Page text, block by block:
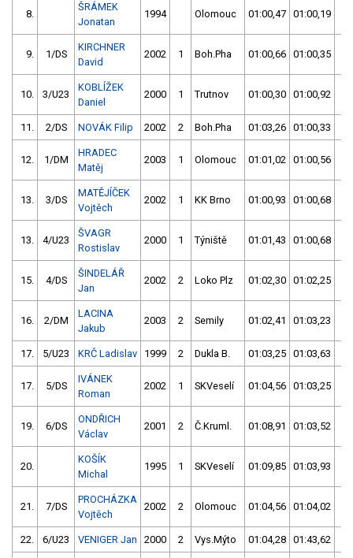
8.
ŠRÁMEK
Jonatan
1994 Olomouc 01:00,47 01:00,19
9. 1/DS
KIRCHNER
David
2002 1 Boh.Pha 01:00,66 01:00,35
10. 3/U23
KOBLÍŽEK
Daniel
2000 1 Trutnov 01:00,30 01:00,92
11. 2/DS NOVÁK Filip 2002 2 Boh.Pha 01:03,26 01:00,33
12. 1/DM
HRADEC
Matěj
2003 1 Olomouc 01:01,02 01:00,56
13. 3/DS
MATĚJÍČEK
Vojtěch
2002 1 KK Brno 01:00,93 01:00,68
13. 4/U23
ŠVAGR
Rostislav
2000 1 Týniště 01:01,43 01:00,68
15. 4/DS
ŠINDELÁŘ
Jan
2002 2 Loko Plz 01:02,30 01:02,25
16. 2/DM
LACINA
Jakub
2003 2 Semily 01:02,41 01:03,23
17. 5/U23 KRČ Ladislav 1999 2 Dukla B. 01:03,25 01:03,63
17. 5/DS
IVÁNEK
Roman
2002 1 SKVeselí 01:04,56 01:03,25
19. 6/DS
ONDŘICH
Václav
2001 2 Č.Kruml. 01:08,91 01:03,52
20.
KOŠÍK
Michal
1995 1 SKVeselí 01:09,85 01:03,93
21. 7/DS
PROCHÁZKA
Vojtěch
2002 2 Olomouc 01:04,56 01:04,02
22. 6/U23 VENIGER Jan 2000 2 Vys.Mýto 01:04,28 01:43,62